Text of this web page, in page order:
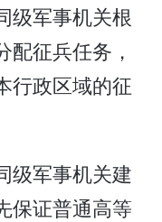
级军事机关根
征兵任务，
行政区域的征
级军事机关建
保证普通高等